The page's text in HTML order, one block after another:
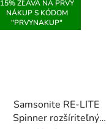
15% ZĽAVA NA PRVÝ
NÁKUP S KÓDOM
"PRVYNAKUP"
Samsonite RE-LITE
Spinner rozšíriteľný